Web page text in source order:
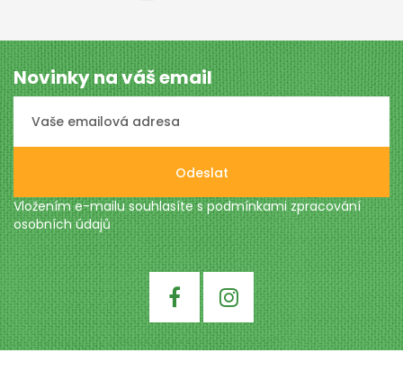
Novinky na váš email
Odeslat
Vložením e-mailu souhlasíte s podmínkami zpracování
osobních údajů